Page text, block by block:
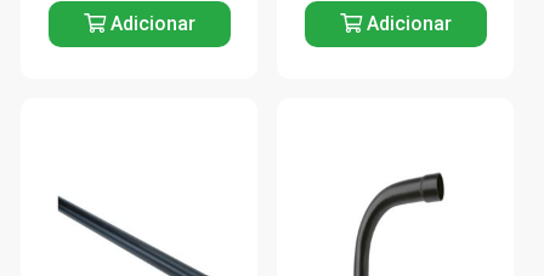
Adicionar Adicionar